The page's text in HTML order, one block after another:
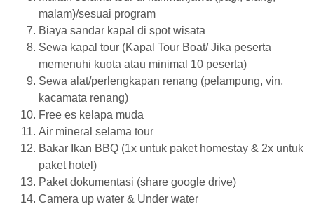
malam)/sesuai program
Biaya sandar kapal di spot wisata
Sewa kapal tour (Kapal Tour Boat/ Jika peserta
memenuhi kuota atau minimal 10 peserta)
Sewa alat/perlengkapan renang (pelampung, vin,
kacamata renang)
Free es kelapa muda
Air mineral selama tour
Bakar Ikan BBQ (1x untuk paket homestay & 2x untuk
paket hotel)
Paket dokumentasi (share google drive)
Camera up water & Under water